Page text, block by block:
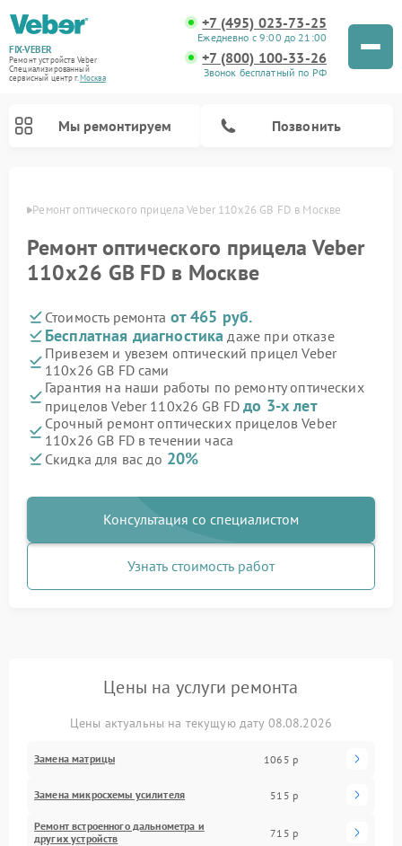
FIX-VEBER
Ремонт устройств Veber
Специализированный
cервисный центр г.Москва
+7 (495) 023-73-25
Ежедневно с 9:00 до 21:00
+7 (800) 100-33-26
Звонок бесплатный по РФ
Мы ремонтируем Позвонить
Ремонт оптического прицела Veber 110х26 GB FD в Москве
Ремонт оптического прицела Veber
110х26 GB FD в Москве
Стоимость ремонта от 465 руб.
Бесплатная диагностика даже при отказе
Привезем и увезем оптический прицел Veber
110х26 GB FD сами
Гарантия на наши работы по ремонту оптических
прицелов Veber 110х26 GB FDдо 3-х лет
Срочный ремонт оптических прицелов Veber
110х26 GB FD в течении часа
Скидка для вас до 20%
Консультация со специалистом
Узнать стоимость работ
Цены на услуги ремонта
Цены актуальны на текущую дату 08.08.2026
Замена матрицы 1065 р
Замена микросхемы усилителя 515 р
Ремонт встроенного дальнометра и
других устройств
715 р